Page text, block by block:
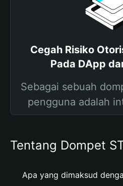
Cegah Risiko
Pada DApp
Sebagai sebuah
pengguna adalah
Tentang Dompet
Apa yang dimaksud